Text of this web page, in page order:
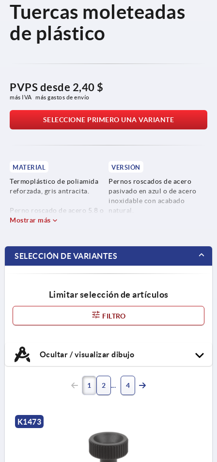
Tuercas moleteadas
de plástico
PVPS desde 2,40 $
más IVA más gastos de envío
SELECCIONE PRIMERO UNA VARIANTE
MATERIAL
Termoplástico de poliamida
reforzada, gris antracita.
Perno roscado de acero 5.8 o
acero inoxidable 1.4305.
VERSIÓN
Pernos roscados de acero
pasivado en azul o de acero
inoxidable con acabado
natural.
Mostrar más
SELECCIÓN DE VARIANTES
Limitar selección de artículos
FILTRO
Ocultar / visualizar dibujo
1 2 4
K1473